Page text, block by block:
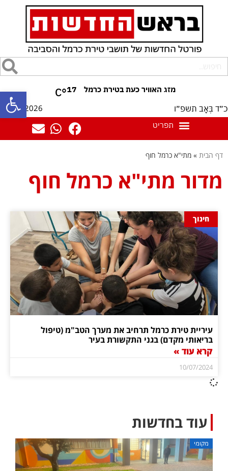
פתח 17
°C
כ״ד בְּאָב תשפ״ו 07/08/2026
דף הבית » מתי"א כרמל חוף
מדור מתי"א כרמל חוף
חינוך
עיריית טירת כרמל תרחיב את מערך הטב"מ (טיפול
בריאותי מקדם) בגני התקשורת בעיר
קרא עוד »
10/07/2024
עוד בחדשות
מקומי